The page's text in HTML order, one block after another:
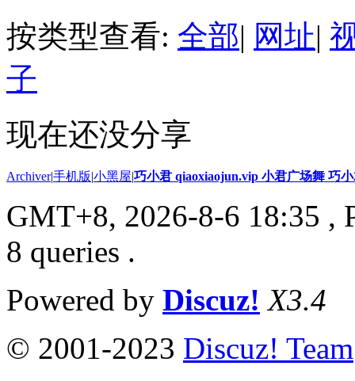
按类型查看: 全部| 网址|
子
现在还没分享
Archiver|手机版|小黑屋|巧小君 qiaoxiaojun.vip 小君广场舞 巧
GMT+8, 2026-8-6 18:35 ,
8 queries .
Powered by Discuz! X3.4
© 2001-2023 Discuz! Team